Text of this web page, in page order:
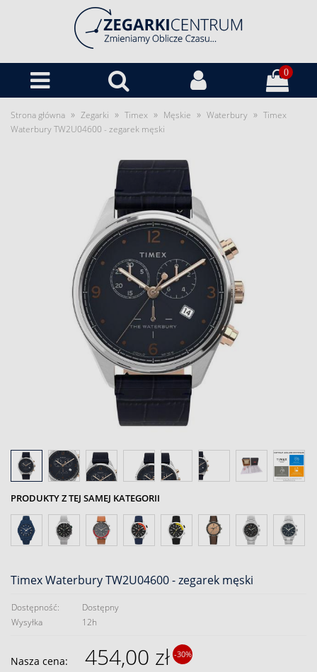
0
Strona główna » Zegarki » Timex » Męskie » Waterbury » Timex
Waterbury TW2U04600 - zegarek męski
PRODUKTY Z TEJ SAMEJ KATEGORII
Timex Waterbury TW2U04600 - zegarek męski
Dostępność:
Dostępny
Wysyłka
12h
Nasza cena: 454,00 zł -30%